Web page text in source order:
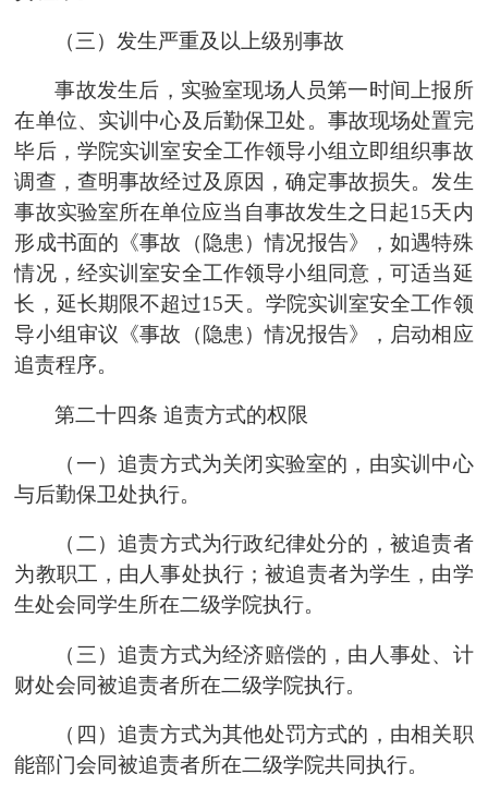
（三）发生严重及以上级别事故
事故发生后，实验室现场人员第一时间上报所
在单位、 实训中心及后勤保卫处。事故现场处置完
毕后， 学院实训室安全工作领导小组 立即组织事故
调查，查明事故经过及原因，确定事故损失。发生
事故实验室所在单位应当自事故发生之日起15天内
形成书面的《事故（隐患）情况报告》，如遇特殊
情况，经实训室安全工作领导小组 同意，可适当延
长，延长期限不超过15天。 学院实训室安全工作领
导小组审议《事故（隐患）情况报告》，启动相应
追责程序。
第二十四条 追责方式的权限
（一）追责方式为关闭实验室的，由实训中心
与后勤保卫处执行。
（二）追责方式为行政纪律处分的，被追责者
为教职工，由人事处执行；被追责者为学生，由学
生处会同学生所在二级学院执行。
（三）追责方式为经济赔偿的，由人事处、计
财处会同被追责者所在二级学院执行。
（四）追责方式为其他处罚方式的，由相关职
能部门会同被追责者所在二级学院共同执行。